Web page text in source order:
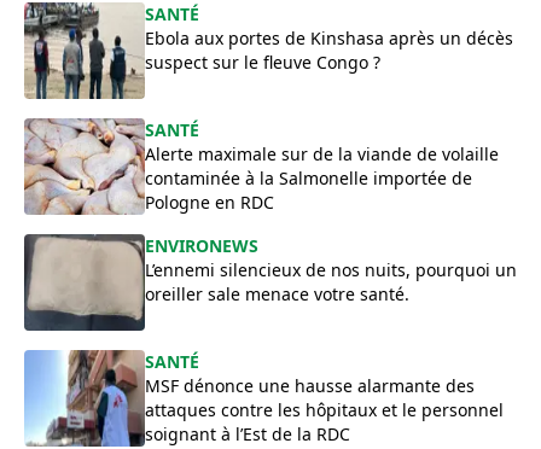
SANTÉ
Ebola aux portes de Kinshasa après un décès
suspect sur le fleuve Congo ?
SANTÉ
Alerte maximale sur de la viande de volaille
contaminée à la Salmonelle importée de
Pologne en RDC
ENVIRONEWS
​L’ennemi silencieux de nos nuits, pourquoi un
oreiller sale menace votre santé.
SANTÉ
MSF dénonce une hausse alarmante des
attaques contre les hôpitaux et le personnel
soignant à l’Est de la RDC